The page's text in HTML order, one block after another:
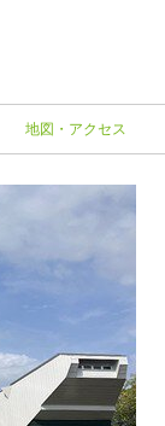
地図・アクセス